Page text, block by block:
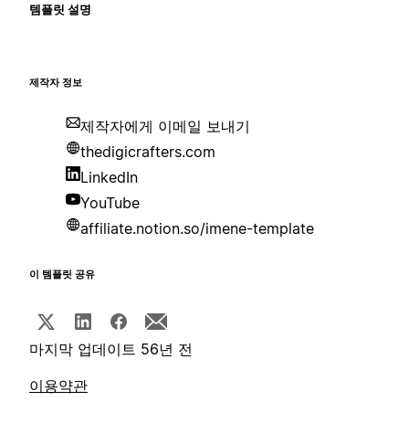
템플릿 설명
제작자 정보
제작자에게 이메일 보내기
thedigicrafters.com
LinkedIn
YouTube
affiliate.notion.so/imene-template
이 템플릿 공유
마지막 업데이트 56년 전
이용약관